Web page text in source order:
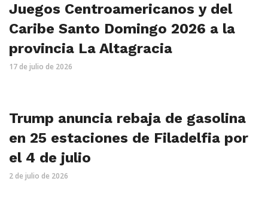
Juegos Centroamericanos y del
Caribe Santo Domingo 2026 a la
provincia La Altagracia
17 de julio de 2026
Trump anuncia rebaja de gasolina
en 25 estaciones de Filadelfia por
el 4 de julio
2 de julio de 2026